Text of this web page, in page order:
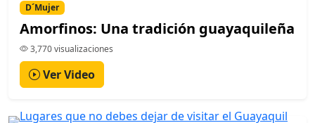
D´Mujer
Amorfinos: Una tradición guayaquileña
3,770 visualizaciones
Ver Video